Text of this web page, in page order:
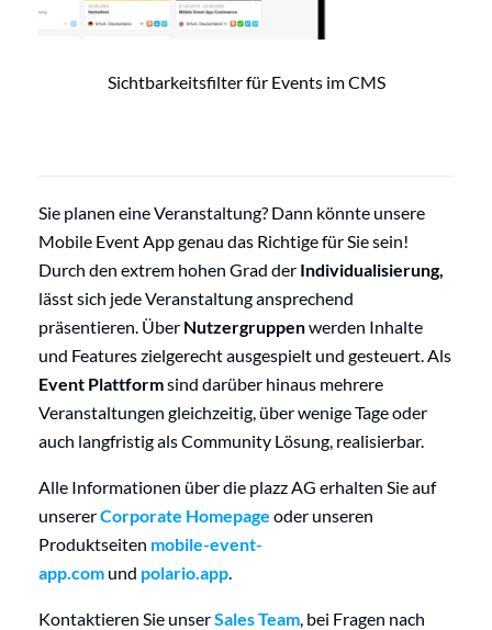
Sichtbarkeitsfilter für Events im CMS
Sie planen eine Veranstaltung? Dann könnte unsere
Mobile Event App genau das Richtige für Sie sein!
Durch den extrem hohen Grad der Individualisierung,
lässt sich jede Veranstaltung ansprechend
präsentieren. Über Nutzergruppenwerden Inhalte
und Features zielgerecht ausgespielt und gesteuert. Als
Event Plattformsind darüber hinaus mehrere
Veranstaltungen gleichzeitig, über wenige Tage oder
auch langfristig als Community Lösung, realisierbar.
Alle Informationen über die plazz AG erhalten Sie auf
unsererCorporate Homepage oder unseren
Produktseiten mobile-event-
app.com und polario.app
Kontaktieren Sie unserSales Team , bei Fragen nach